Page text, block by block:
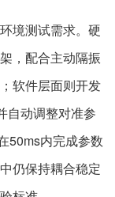
境测试需求。硬
，配合主动隔振
软件层面则开发
自动调整对准参
内完成参数
仍保持耦合稳定